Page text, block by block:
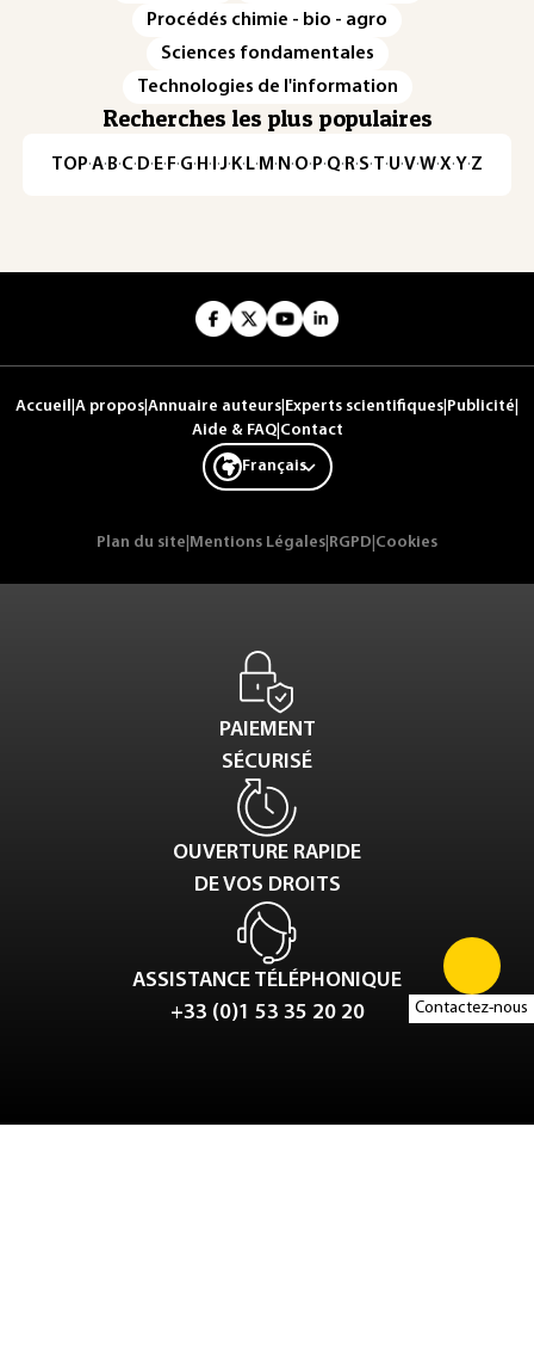
Contactez-nous
Procédés chimie - bio - agro
Sciences fondamentales
Technologies de l'information
Recherches les plus populaires
TOP·A·B·C· D· E· F·G· H · ·J· K· L· M · N ·O· P·Q· R·S·T·U·V·W·X·Y·Z
Accueil A propos Annuaire auteurs Experts scientifiques Publicité
Aide & FAQ| Contact
Français
Plan du site Mentions Légales RGPD Cookies
PAIEMENT
SÉCURISÉ
OUVERTURE RAPIDE
DE VOS DROITS
ASSISTANCE TÉLÉPHONIQUE
+33 (0)1 53 35 20 20